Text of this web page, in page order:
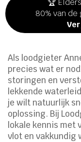
80% van
Als loodgieter
precies wat er
storingen en
lekkende
je wilt natuurlijk
oplossing. Bij
lokale kennis met
vlot en vakkundig